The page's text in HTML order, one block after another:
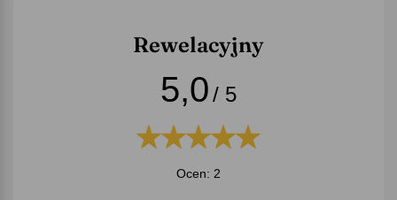
Rewelacyjny
5,0/ 5
Ocen: 2